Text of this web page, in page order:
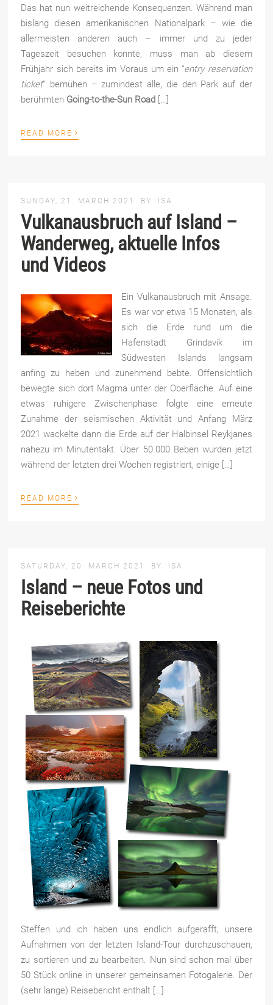
Das hat nun weitreichende Konsequenzen. Während man
bislang diesen amerikanischen Nationalpark – wie die
allermeisten anderen auch – immer und zu jeder
Tageszeit besuchen konnte, muss man ab diesem
Frühjahr sich bereits im Voraus um ein “entry reservation
ticket” bemühen – zumindest alle, die den Park auf der
berühmten Going-to-the-Sun Road […]
READ MORE ›
SUNDAY, 21. MARCH 2021 BY ISA
Vulkanausbruch auf Island –
Wanderweg, aktuelle Infos
und Videos
Ein Vulkanausbruch mit Ansage.
Es war vor etwa 15 Monaten, als
sich die Erde rund um die
Hafenstadt Grindavík im
Südwesten Islands langsam
anfing zu heben und zunehmend bebte. Offensichtlich
bewegte sich dort Magma unter der Oberfläche. Auf eine
etwas ruhigere Zwischenphase folgte eine erneute
Zunahme der seismischen Aktivität und Anfang März
2021 wackelte dann die Erde auf der Halbinsel Reykjanes
nahezu im Minutentakt. Über 50.000 Beben wurden jetzt
während der letzten drei Wochen registriert, einige […]
READ MORE ›
SATURDAY, 20. MARCH 2021 BY ISA
Island – neue Fotos und
Reiseberichte
Steffen und ich haben uns endlich aufgerafft, unsere
Aufnahmen von der letzten Island-Tour durchzuschauen,
zu sortieren und zu bearbeiten. Nun sind schon mal über
50 Stück online in unserer gemeinsamen Fotogalerie. Der
(sehr lange) Reisebericht enthält […]